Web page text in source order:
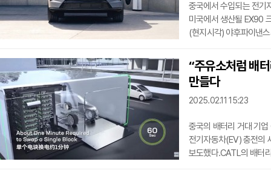
중국에서 수입되는 전기
미국에서 생산될 EX90
(현지시각) 야후파이낸
감소했다”고 말했다. 로
제조업체를 확보하여
프로젝트”라고 했다.글
(AutoForecast
“주유소처럼 배
만들다
2025.02.11 15:23
중국의 배터리 거대 기
전기자동차(EV) 충전의
보도했다.CATL의 배터